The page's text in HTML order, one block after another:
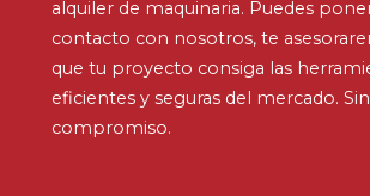
alquiler de maquinaria. Puedes
contacto con nosotros, te
que tu proyecto consiga las
eficientes y seguras del mercado. Sin
compromiso.